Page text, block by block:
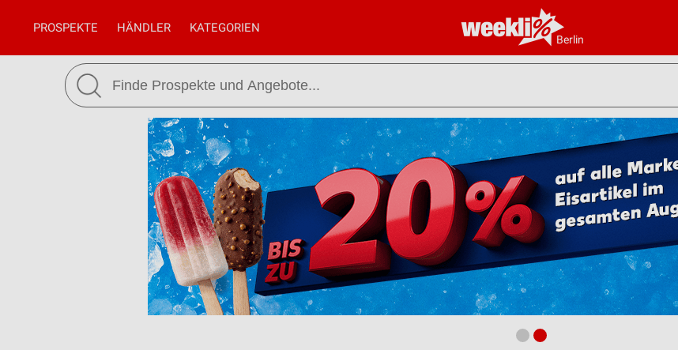
Berlin
PROSPEKTE HÄNDLER KATEGORIEN